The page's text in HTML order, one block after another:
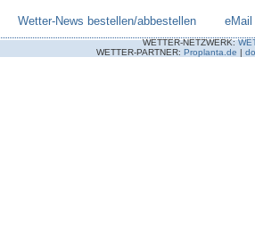
Wetter-News bestellen/abbestellen eMail
WETTER-NETZWERK:
WETTER-PARTNER: Proplanta.de |